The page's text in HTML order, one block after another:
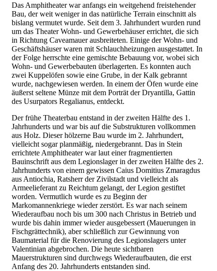
Das Amphitheater war anfangs ein weitgehend freistehender
Bau, der weit weniger in das natürliche Terrain einschnitt als
bislang vermutet wurde. Seit dem 3. Jahrhundert wurden rund
um das Theater Wohn- und Gewerbehäuser errichtet, die sich
in Richtung Caveamauer ausbreiteten. Einige der Wohn- und
Geschäftshäuser waren mit Schlauchheizungen ausgestattet. In
der Folge herrschte eine gemischte Bebauung vor, wobei sich
Wohn- und Gewerbebauten überlagerten. Es konnten auch
zwei Kuppelöfen sowie eine Grube, in der Kalk gebrannt
wurde, nachgewiesen werden. In einem der Öfen wurde eine
äußerst seltene Münze mit dem Porträt der Dryantilla, Gattin
des Usurpators Regalianus, entdeckt.
Der frühe Theaterbau entstand in der zweiten Hälfte des 1.
Jahrhunderts und war bis auf die Substrukturen vollkommen
aus Holz. Dieser hölzerne Bau wurde im 2. Jahrhundert,
vielleicht sogar planmäßig, niedergebrannt. Das in Stein
errichtete Amphitheater war laut einer fragmentierten
Bauinschrift aus dem Legionslager in der zweiten Hälfte des 2.
Jahrhunderts von einem gewissen Caius Domitius Zmaragdus
aus Antiochia, Ratsherr der Zivilstadt und vielleicht als
Armeelieferant zu Reichtum gelangt, der Legion gestiftet
worden. Vermutlich wurde es zu Beginn der
Markomannenkriege wieder zerstört. Es war nach seinem
Wiederaufbau noch bis um 300 nach Christus in Betrieb und
wurde bis dahin immer wieder ausgebessert (Mauerungen in
Fischgrättechnik), aber schließlich zur Gewinnung von
Baumaterial für die Renovierung des Legionslagers unter
Valentinian abgebrochen. Die heute sichtbaren
Mauerstrukturen sind durchwegs Wiederaufbauten, die erst
Anfang des 20. Jahrhunderts entstanden sind.